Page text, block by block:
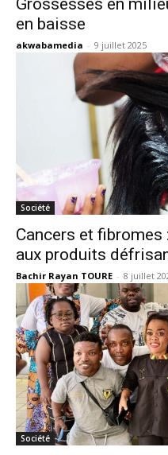
Grossesses en
en baisse
akwabamedia - 9 juillet 2025
Société
Cancers et
aux produits
Bachir Rayan TOURE - 8 juillet
Société